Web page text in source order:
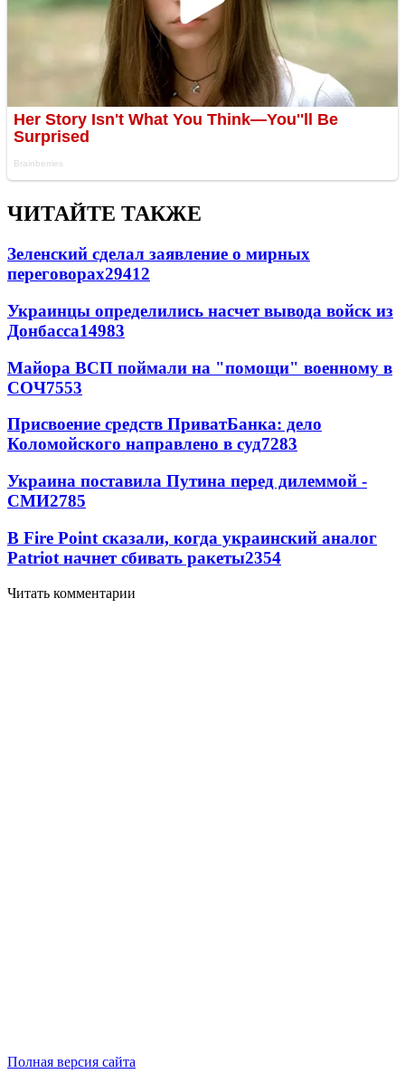
ЧИТАЙТЕ ТАКЖЕ
Зеленский сделал заявление о мирных
переговорах29412
Украинцы определились насчет вывода войск из
Донбасса14983
Майора ВСП поймали на "помощи" военному в
СОЧ7553
Присвоение средств ПриватБанка: дело
Коломойского направлено в суд7283
Украина поставила Путина перед дилеммой -
СМИ2785
В Fire Point сказали, когда украинский аналог
Patriot начнет сбивать ракеты2354
Читать комментарии
Полная версия сайта